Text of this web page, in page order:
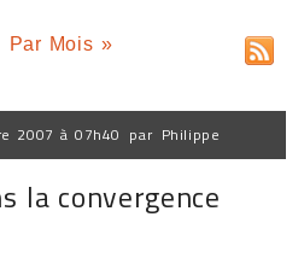
Par Mois »
2007 à 07h40 par Philippe
la convergence